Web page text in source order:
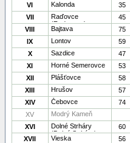
VI
Kalonda 35
VII
Raďovce
(Radzovce)
45
VIII
Bajtava 75
IX
Lontov 59
X
Sazdice 47
XI
Horné Semerovce 53
XII
Plášťovce 58
XIII
Hrušov 57
XIV
Čebovce 74
XV
Modrý Kameň
XVI
Dolné Strháry
(Dolné Strháre)
60
XVII
Vieska 56